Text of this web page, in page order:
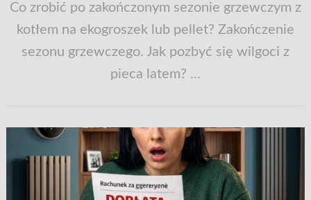
Co zrobić po zakończonym sezonie grzewczym z
kotłem na ekogroszek lub pellet? Zakończenie
sezonu grzewczego. Jak pozbyć się wilgoci z
pieca latem? ...